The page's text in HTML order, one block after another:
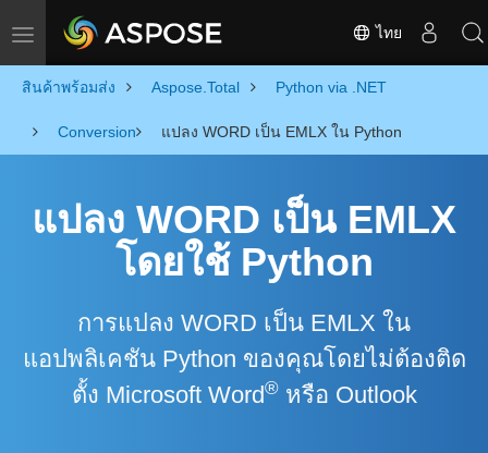
Toggle navigation ไทย
สินค้าพร้อมส่ง Aspose.Total Python via .NET
Conversion แปลง WORD เป็น EMLX ใน Python
แปลง WORD เป็น EMLX
โดยใช้ Python
การแปลง WORD เป็น EMLX ใน
แอปพลิเคชัน Python ของคุณโดยไม่ต้องติด
ตั้ง Microsoft Word®หรือ Outlook